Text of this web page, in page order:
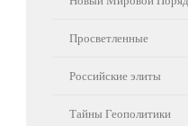
Просветленные
Российские элиты
Тайны Геополитики